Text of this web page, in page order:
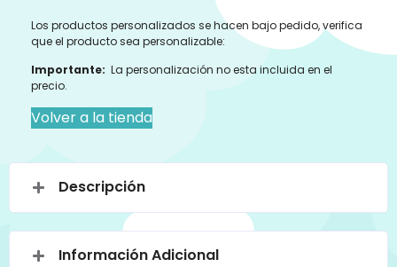
Los productos personalizados se hacen bajo pedido, verifica
que el producto sea personalizable:
Importante: La personalización no esta incluida en el
precio.
Volver a la tienda
Descripción
Información Adicional